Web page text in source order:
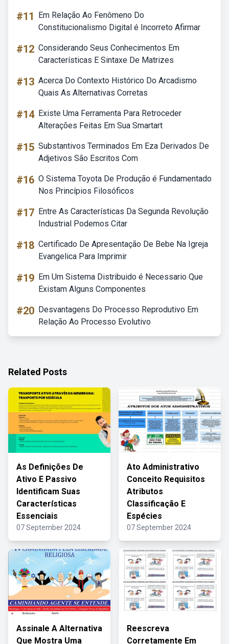
#11
Em Relação Ao Fenômeno Do
Constitucionalismo Digital é Incorreto Afirmar
#12 Considerando Seus Conhecimentos Em
Características E Sintaxe De Matrizes
#13 Acerca Do Contexto Histórico Do Arcadismo
Quais As Alternativas Corretas
#14 Existe Uma Ferramenta Para Retroceder
Alterações Feitas Em Sua Smartart
#15 Substantivos Terminados Em Eza Derivados De
Adjetivos São Escritos Com
#16 O Sistema Toyota De Produção é Fundamentado
Nos Princípios Filosóficos
#17 Entre As Características Da Segunda Revolução
Industrial Podemos Citar
#18 Certificado De Apresentação De Bebe Na Igreja
Evangelica Para Imprimir
#19 Em Um Sistema Distribuido é Necessario Que
Existam Alguns Componentes
#20 Desvantagens Do Processo Reprodutivo Em
Relação Ao Processo Evolutivo
Related Posts
As Definições De
Ativo E Passivo
Identificam Suas
Características
Essenciais
07 September 2024
Ato Administrativo
Conceito Requisitos
Atributos
Classificação E
Espécies
07 September 2024
Assinale A Alternativa
Que Mostra Uma
Reescreva
Corretamente Em